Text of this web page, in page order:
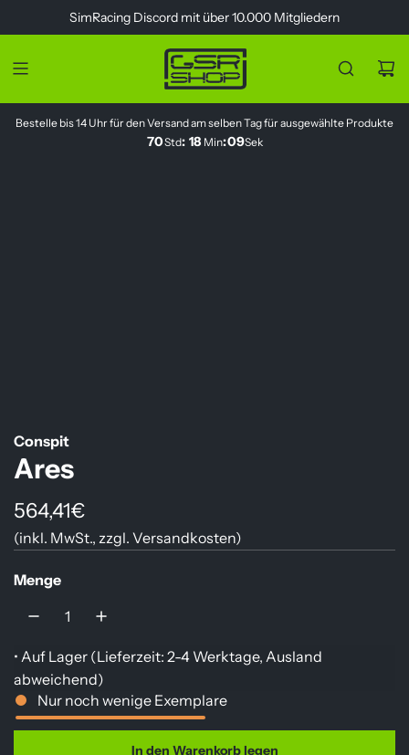
SimRacing Discord mit über 10.000 Mitgliedern
Bestelle bis 14 Uhr für den Versand am selben Tag für ausgewählte Produkte
70Std: 18 Min:08Sek
Conspit
Ares
R
e
g
ä
r
e
564,41€
(inkl. MwSt., zzgl. Versandkosten)
Menge
• Auf Lager (Lieferzeit: 2-4 Werktage, Ausland
abweichend)
Nur noch wenige Exemplare
In den Warenkorb legen